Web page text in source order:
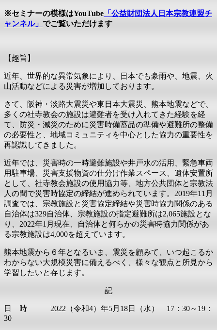
※セミナーの模様はYouTube 「公益財団法人日本宗教連盟チ
ャンネル」 でご覧いただけます
【趣旨】
近年、世界的な異常気象により、日本でも豪雨や、地震、火
山活動などによる災害が増加しております。
さて、阪神・淡路大震災や東日本大震災、熊本地震などで、
多くの社寺教会の施設は避難者を受け入れてきた経験を経
て、防災・減災のために災害時備蓄品の準備や避難所の整備
の必要性と、地域コミュニティを中心とした協力の重要性を
再認識してきました。
近年では、災害時の一時避難施設や井戸水の活用、緊急車両
用駐車場、災害支援物資の仕分け作業スペース、遺体安置所
として、社寺教会施設の使用協力等、地方公共団体と宗教法
人の間で災害時協定の締結が進められています。2019年11月
調査では、宗教施設と災害協定締結や災害時協力関係のある
自治体は329自治体、宗教施設の指定避難所は2,065施設とな
り、2022年1月現在、自治体と何らかの災害時協力関係があ
る宗教施設は4,000を超えています。
熊本地震から６年となるいま、震災を顧みて、いつ起こるか
わからない大規模災害に備えるべく、様々な観点と所見から
学習したいと存じます。
記
日 時 2022（令和4）年5月18日（水） 17：30～19：
30